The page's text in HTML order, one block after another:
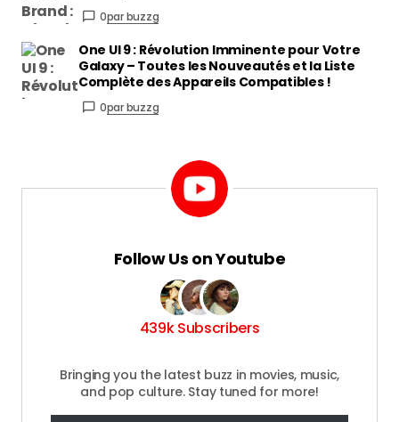
0par buzzg
One UI 9 : Révolution Imminente pour Votre
Galaxy – Toutes les Nouveautés et la Liste
Complète des Appareils Compatibles !
0par buzzg
Follow Us on Youtube
439k Subscribers
Bringing you the latest buzz in movies, music,
and pop culture. Stay tuned for more!